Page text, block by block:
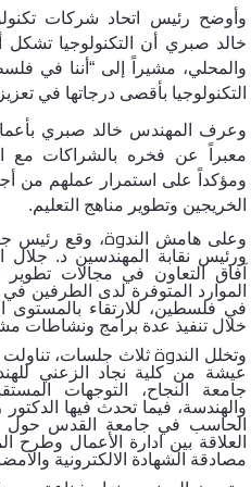
وأوضح رئيس اتحاد شركات
خالد صبري أن التكنولوجيا تشكل
والمحلي، مشيراً إلى “أننا في
التكنولوجيا بأقصى درجاتها في
وعرف المهندس خالد صبري
معبراً عن فخره بالشراكات مع
ومؤكداً على استمرار عملهم من
الخريجين وتطوير مناهج التعليم.
وعلى هامش الندوة، وقع رئيس
ورئيس نقابة المهندسين د. جلال
آفاق التعاون في مجالات تطوير
الموارد المتوفرة لدى الطرفين في
في فلسطين، للارتقاء بالمستوى
خلال تنفيذ عدة برامج ونشاطات
وتخلل الندوةثلاث جلسات، تناولت
عيشة من كلية نجاد الزعني
جامعة النجاح، التوجهات
والهندسة، فيما تحدث فيها
الحاسب في جامعة القدس حول
العلاقة بين ادارة الأعمال
مصادقة الشهادة الالكترونية